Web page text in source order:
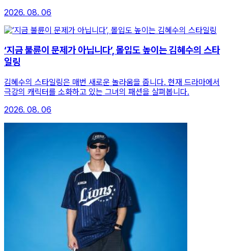
2026. 08. 06
‘지금 불륜이 문제가 아닙니다’, 몰입도 높이는 김혜수의 스타
일링
김혜수의 스타일링은 매번 새로운 놀라움을 줍니다. 현재 드라마에서
극강의 캐릭터를 소화하고 있는 그녀의 패션을 살펴봅니다.
2026. 08. 06